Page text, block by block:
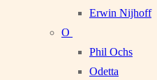
Erwin Nijhoff
O
Phil Ochs
Odetta